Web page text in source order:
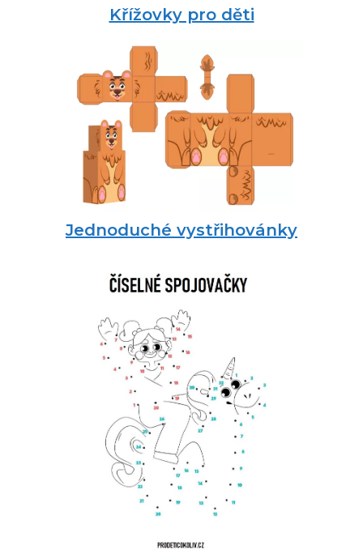
Křížovky pro děti
Jednoduché vystřihovánky